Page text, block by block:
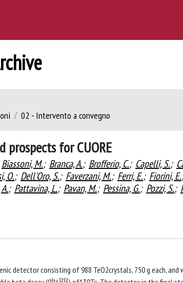
02 - Intervento a convegno
prospects for CUORE
Biassoni, M.; Branca, A.; Brofferio, C.; Capelli, S.;
O.; Dell'Oro, S.; Faverzani, M.; Ferri, E.; Fiorini, E.;
; Pattavina, L.; Pavan, M.; Pessina, G.; Pozzi, S.;
detector consisting of 988 TeO2crystals, 750 g each,